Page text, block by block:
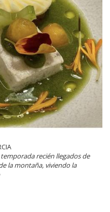
recién llegados de
la montaña, viviendo la